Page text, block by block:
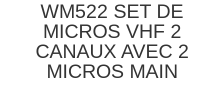
SONORISATION SCENE et VIDEO ▼
LIMITATION ACOUSTIQUE▼
SONORISATION INSTALLATION
WM522 SET DE
MICROS VHF 2
CANAUX AVEC 2
MICROS MAIN